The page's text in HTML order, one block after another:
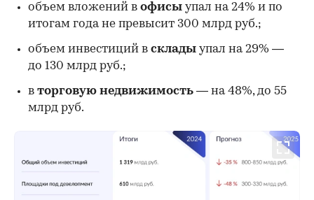
объем вложений в офисы упал на 24% и по
итогам года не превысит 300 млрд руб.;
объем инвестиций в склады упал на 29% —
до 130 млрд руб.;
в торговую недвижимость — на 48%, до 55
млрд руб.